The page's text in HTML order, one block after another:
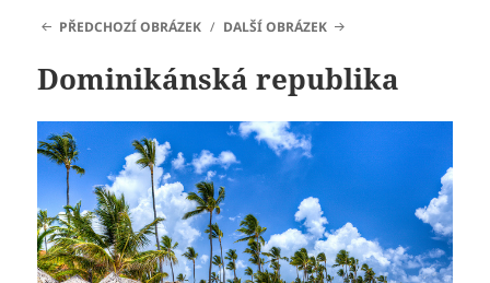
PŘEDCHOZÍ OBRÁZEK
DALŠÍ OBRÁZEK
Dominikánská republika